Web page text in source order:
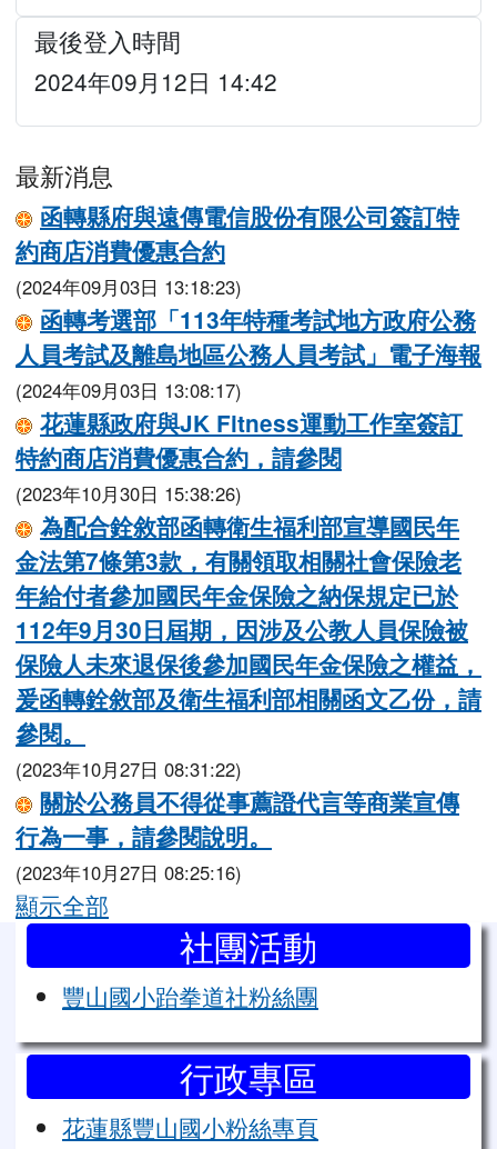
最後登入時間
2024年09月12日 14:42
最新消息
函轉縣府與遠傳電信股份有限公司簽訂特
約商店消費優惠合約
(2024年09月03日 13:18:23)
函轉考選部「113年特種考試地方政府公務
人員考試及離島地區公務人員考試」電子海報
(2024年09月03日 13:08:17)
花蓮縣政府與JK Fitness運動工作室簽訂
特約商店消費優惠合約，請參閱
(2023年10月30日 15:38:26)
為配合銓敘部函轉衛生福利部宣導國民年
金法第7條第3款，有關領取相關社會保險老
年給付者參加國民年金保險之納保規定已於
112年9月30日屆期，因涉及公教人員保險被
保險人未來退保後參加國民年金保險之權益，
爰函轉銓敘部及衛生福利部相關函文乙份，請
參閱。
(2023年10月27日 08:31:22)
關於公務員不得從事薦證代言等商業宣傳
行為一事，請參閱說明。
(2023年10月27日 08:25:16)
顯示全部
左邊區域內容 社團活動
豐山國小跆拳道社粉絲團
行政專區
花蓮縣豐山國小粉絲專頁